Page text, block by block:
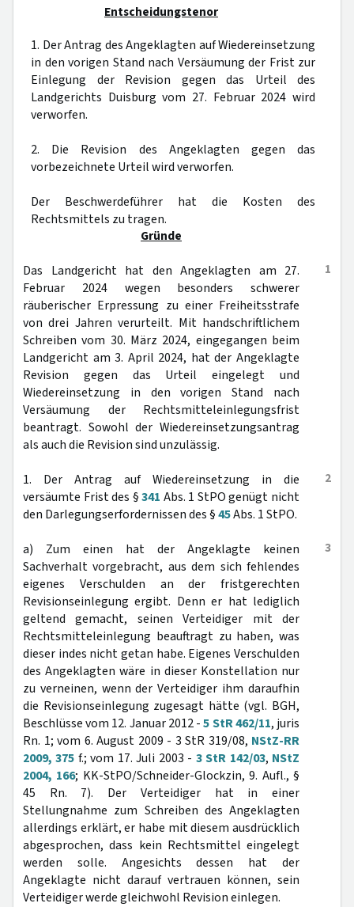
Entscheidungstenor
1. Der Antrag des Angeklagten auf Wiedereinsetzung
in den vorigen Stand nach Versäumung der Frist zur
Einlegung der Revision gegen das Urteil des
Landgerichts Duisburg vom 27. Februar 2024 wird
verworfen.
2. Die Revision des Angeklagten gegen das
vorbezeichnete Urteil wird verworfen.
Der Beschwerdeführer hat die Kosten des
Rechtsmittels zu tragen.
Gründe
1
Das Landgericht hat den Angeklagten am 27.
Februar 2024 wegen besonders schwerer
räuberischer Erpressung zu einer Freiheitsstrafe
von drei Jahren verurteilt. Mit handschriftlichem
Schreiben vom 30. März 2024, eingegangen beim
Landgericht am 3. April 2024, hat der Angeklagte
Revision gegen das Urteil eingelegt und
Wiedereinsetzung in den vorigen Stand nach
Versäumung der Rechtsmitteleinlegungsfrist
beantragt. Sowohl der Wiedereinsetzungsantrag
als auch die Revision sind unzulässig.
2
1. Der Antrag auf Wiedereinsetzung in die
versäumte Frist des §341 Abs. 1 StPO genügt nicht
den Darlegungserfordernissen des §45Abs. 1 StPO.
3
a) Zum einen hat der Angeklagte keinen
Sachverhalt vorgebracht, aus dem sich fehlendes
eigenes Verschulden an der fristgerechten
Revisionseinlegung ergibt. Denn er hat lediglich
geltend gemacht, seinen Verteidiger mit der
Rechtsmitteleinlegung beauftragt zu haben, was
dieser indes nicht getan habe. Eigenes Verschulden
des Angeklagten wäre in dieser Konstellation nur
zu verneinen, wenn der Verteidiger ihm daraufhin
die Revisionseinlegung zugesagt hätte (vgl. BGH,
Beschlüsse vom 12. Januar 2012 -5 StR 462/11, juris
Rn. 1; vom 6. August 2009 - 3 StR 319/08, NStZ-RR
2009, 375 f.; vom 17. Juli 2003 - 3 StR 142/03, NStZ
2004, 166; KK-StPO/Schneider-Glockzin, 9. Aufl., §
45 Rn. 7). Der Verteidiger hat in einer
Stellungnahme zum Schreiben des Angeklagten
allerdings erklärt, er habe mit diesem ausdrücklich
abgesprochen, dass kein Rechtsmittel eingelegt
werden solle. Angesichts dessen hat der
Angeklagte nicht darauf vertrauen können, sein
Verteidiger werde gleichwohl Revision einlegen.